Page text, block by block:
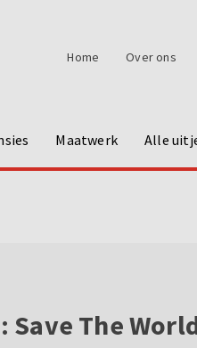
Home Over ons
Maatwerk Alle
Save The